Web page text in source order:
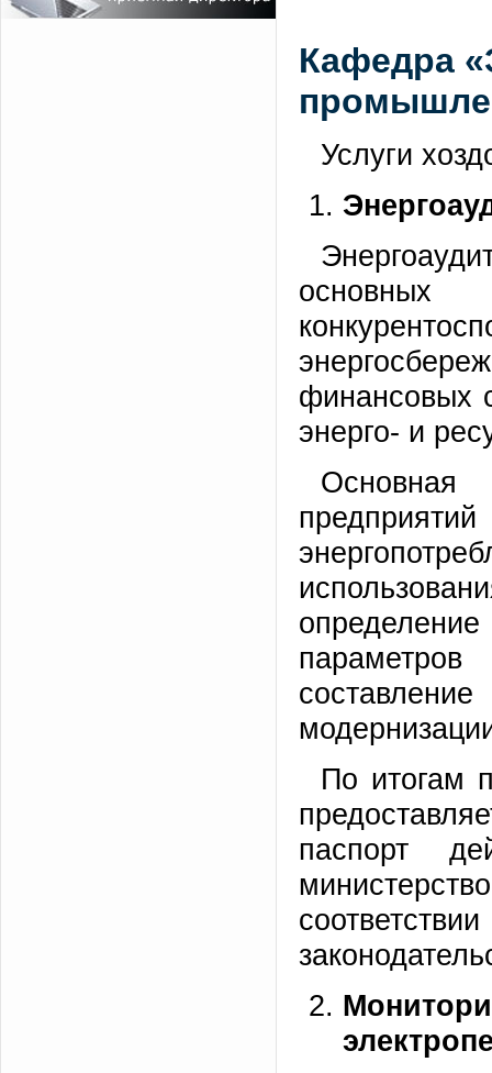
Кафедра
Услуги
основных
финансовых
энерго- и
По итогам
паспорт